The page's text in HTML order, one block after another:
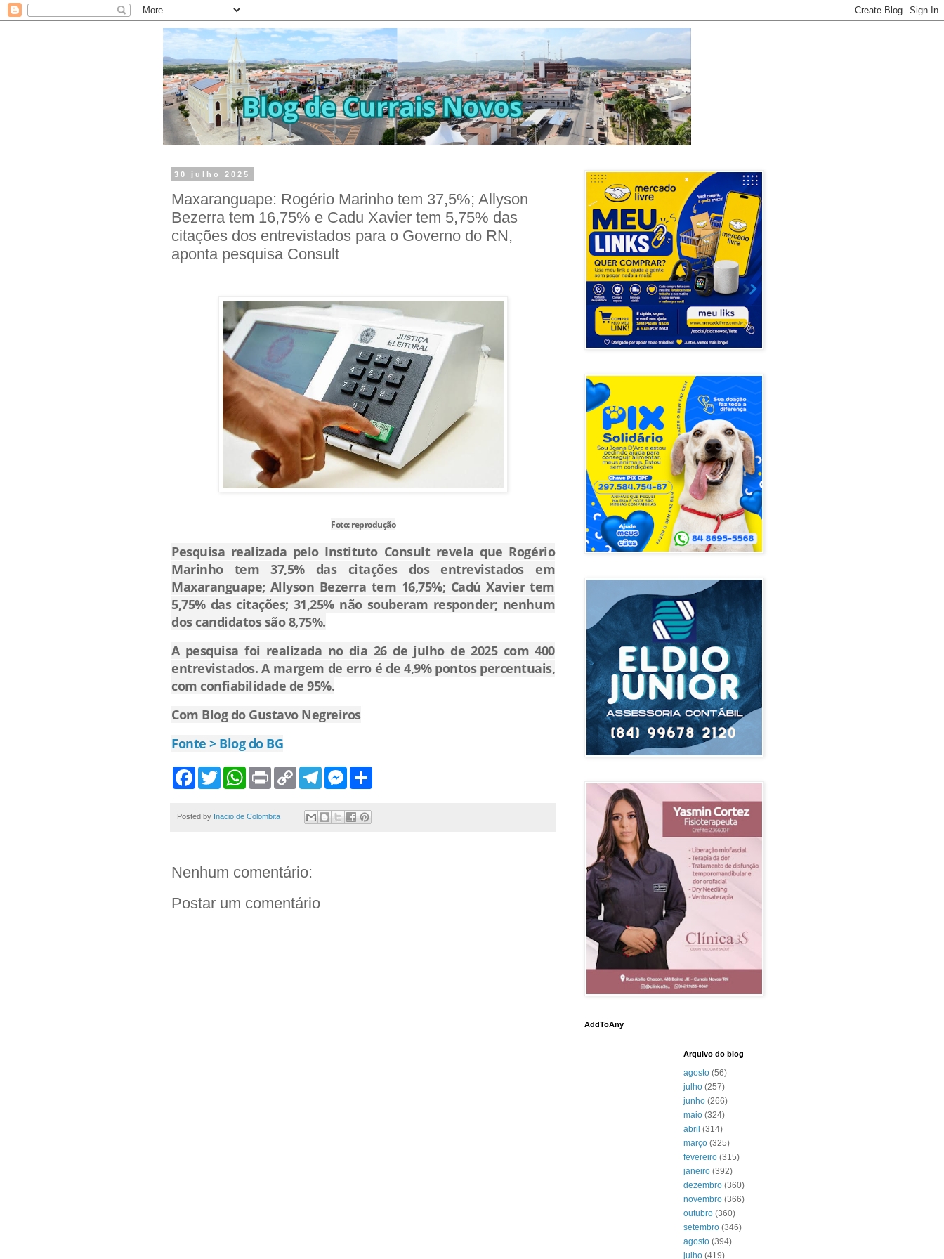
30 julho 2025
Maxaranguape: Rogério Marinho tem 37,5%; Allyson
Bezerra tem 16,75% e Cadu Xavier tem 5,75% das
citações dos entrevistados para o Governo do RN,
aponta pesquisa Consult
Foto: reprodução
Pesquisa realizada pelo Instituto Consult revela que Rogério
Marinho tem 37,5% das citações dos entrevistados em
Maxaranguape; Allyson Bezerra tem 16,75%; Cadú Xavier tem
5,75% das citações; 31,25% não souberam responder; nenhum
dos candidatos são 8,75%.
A pesquisa foi realizada no dia 26 de julho de 2025 com 400
entrevistados. A margem de erro é de 4,9% pontos percentuais,
com confiabilidade de 95%.
Com Blog do Gustavo Negreiros
Fonte > Blog do BG
b
w
t
W
s
t
g
e
Posted by Inacio de Colombita
Nenhum comentário:
Postar um comentário
AddToAny
Arquivo do blog
agosto (56)
julho (257)
junho (266)
maio (324)
abril (314)
março (325)
fevereiro (315)
janeiro (392)
dezembro (360)
novembro (366)
outubro (360)
setembro (346)
agosto (394)
julho (419)